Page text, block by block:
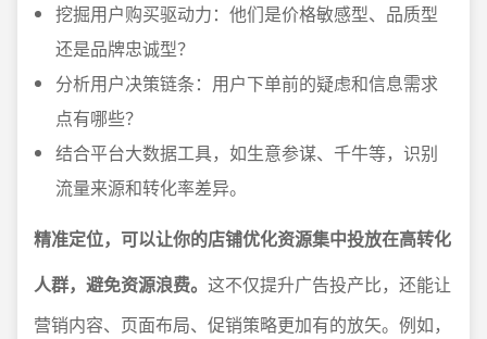
挖掘用户购买驱动力：他们是价格敏感型、品质型
还是品牌忠诚型？
分析用户决策链条：用户下单前的疑虑和信息需求
点有哪些？
结合平台大数据工具，如生意参谋、千牛等，识别
流量来源和转化率差异。
精准定位，可以让你的店铺优化资源集中投放在高转化
人群，避免资源浪费。 这不仅提升广告投产比，还能让
营销内容、页面布局、促销策略更加有的放矢。例如，